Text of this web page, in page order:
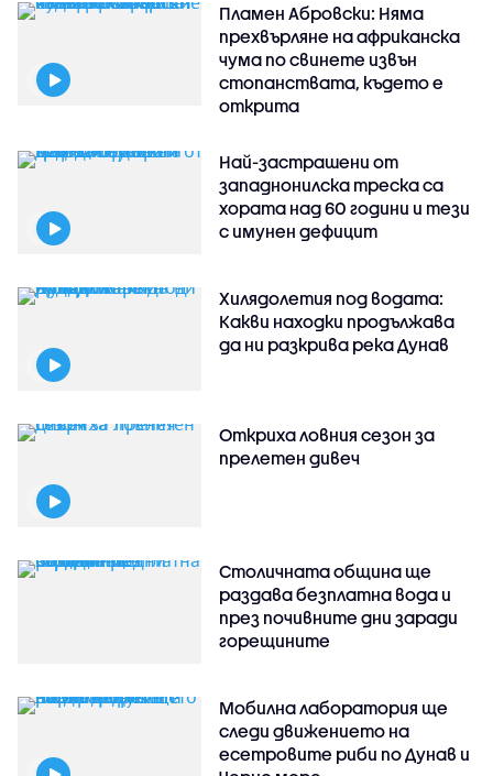
Пламен Абровски: Няма
прехвърляне на африканска
чума по свинете извън
стопанствата, където е
открита
Най-застрашени от
западнонилска треска са
хората над 60 години и тези
с имунен дефицит
Хилядолетия под водата:
Какви находки продължава
да ни разкрива река Дунав
Откриха ловния сезон за
прелетен дивеч
Столичната община ще
раздава безплатна вода и
през почивните дни заради
горещините
Мобилна лаборатория ще
следи движението на
есетровите риби по Дунав и